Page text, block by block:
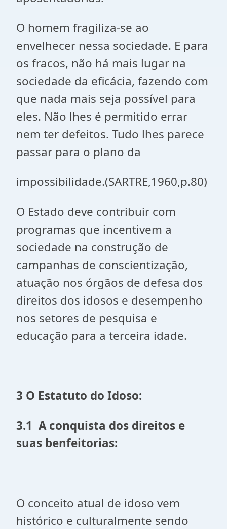
O homem fragiliza-se ao
envelhecer nessa sociedade. E para
os fracos, não há mais lugar na
sociedade da eficácia, fazendo com
que nada mais seja possível para
eles. Não lhes é permitido errar
nem ter defeitos. Tudo lhes parece
passar para o plano da
impossibilidade.(SARTRE,1960,p.80)
O Estado deve contribuir com
programas que incentivem a
sociedade na construção de
campanhas de conscientização,
atuação nos órgãos de defesa dos
direitos dos idosos e desempenho
nos setores de pesquisa e
educação para a terceira idade.
3 O Estatuto do Idoso:
3.1 A conquista dos direitos e
suas benfeitorias:
O conceito atual de idoso vem
histórico e culturalmente sendo